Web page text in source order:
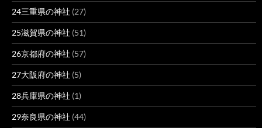
24三重県の神社 (27)
25滋賀県の神社 (51)
26京都府の神社 (57)
27大阪府の神社 (5)
28兵庫県の神社 (1)
29奈良県の神社 (44)